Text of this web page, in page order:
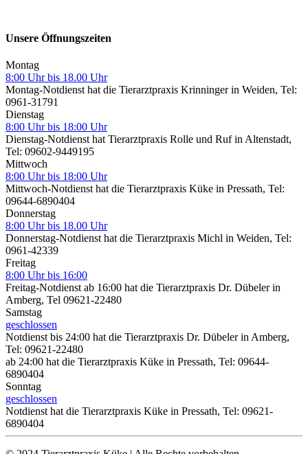
Unsere Öffnungszeiten
Montag
8:00 Uhr bis 18.00 Uhr
Montag-Notdienst hat die Tierarztpraxis Krinninger in Weiden, Tel:
0961-31791
Dienstag
8:00 Uhr bis 18:00 Uhr
Dienstag-Notdienst hat Tierarztpraxis Rolle und Ruf in Altenstadt,
Tel: 09602-9449195
Mittwoch
8:00 Uhr bis 18:00 Uhr
Mittwoch-Notdienst hat die Tierarztpraxis Küke in Pressath, Tel:
09644-6890404
Donnerstag
8:00 Uhr bis 18.00 Uhr
Donnerstag-Notdienst hat die Tierarztpraxis Michl in Weiden, Tel:
0961-42339
Freitag
8:00 Uhr bis 16:00
Freitag-Notdienst ab 16:00 hat die Tierarztpraxis Dr. Dübeler in
Amberg, Tel 09621-22480
Samstag
geschlossen
Notdienst bis 24:00 hat die Tierarztpraxis Dr. Dübeler in Amberg,
Tel: 09621-22480
ab 24:00 hat die Tierarztpraxis Küke in Pressath, Tel: 09644-
6890404
Sonntag
geschlossen
Notdienst hat die Tierarztpraxis Küke in Pressath, Tel: 09621-
6890404